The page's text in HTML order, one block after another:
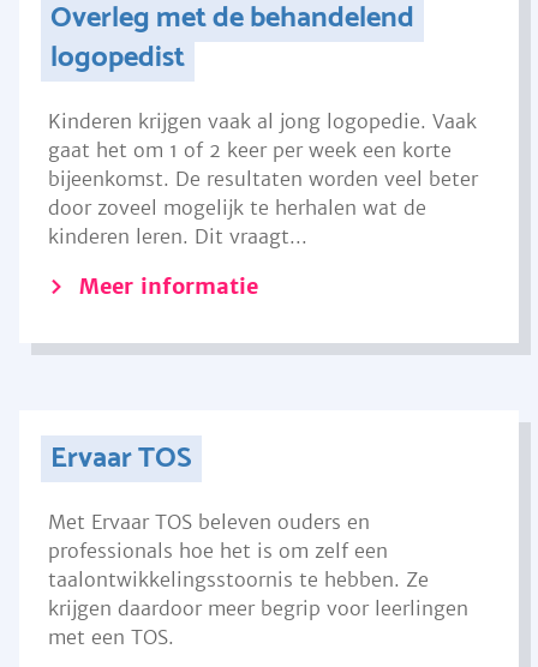
Overleg met de behandelend
logopedist
Kinderen krijgen vaak al jong logopedie. Vaak
gaat het om 1 of 2 keer per week een korte
bijeenkomst. De resultaten worden veel beter
door zoveel mogelijk te herhalen wat de
kinderen leren. Dit vraagt...
Meer informatie
Ervaar TOS
Met Ervaar TOS beleven ouders en
professionals hoe het is om zelf een
taalontwikkelingsstoornis te hebben. Ze
krijgen daardoor meer begrip voor leerlingen
met een TOS.